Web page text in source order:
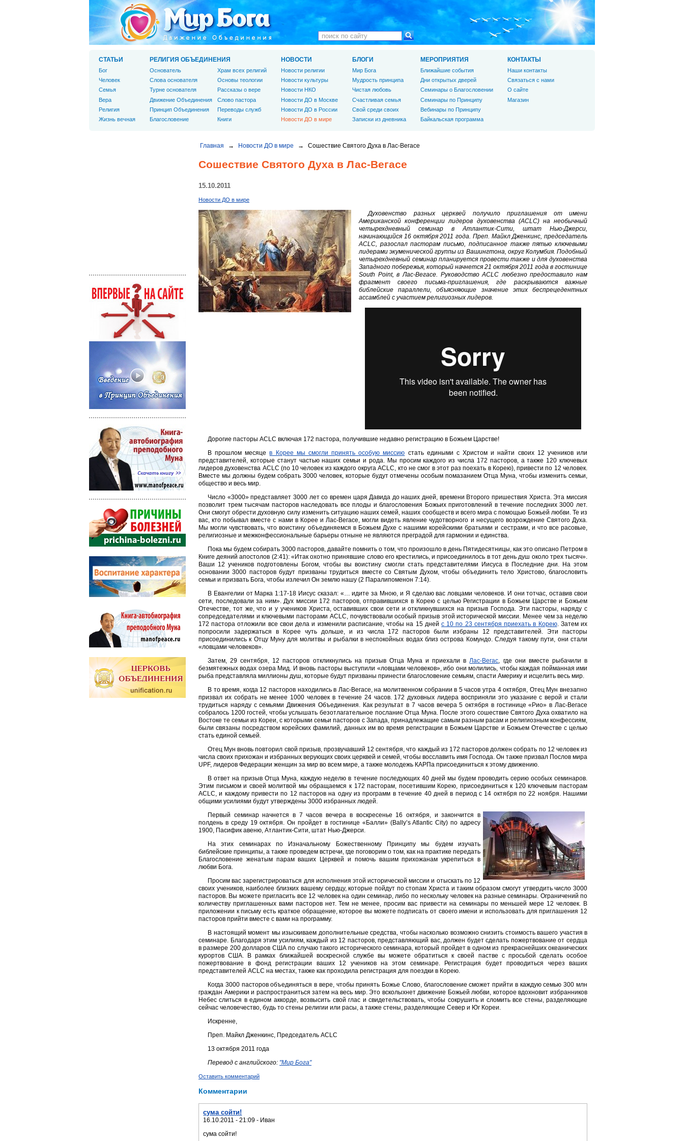
Главная → Новости ДО в мире → Сошествие Святого Духа в Лас-Вегасе
Сошествие Святого Духа в Лас-Вегасе
15.10.2011
Новости ДО в мире
Духовенство разных церквей получило приглашения от имени
Американской конференции лидеров духовенства (ACLC) на необычный
четырехдневный семинар в Атлантик-Сити, штат Нью-Джерси,
начинающийся 16 октября 2011 года. Преп. Майкл Дженкинс, председатель
ACLC, разослал пасторам письмо, подписанное также пятью ключевыми
лидерами экуменической группы из Вашингтона, округ Колумбия. Подобный
четырехдневный семинар планируется провести также и для духовенства
Западного побережья, который начнется 21 октября 2011 года в гостинице
South Point, в Лас-Вегасе. Руководство ACLC любезно предоставило нам
фрагмент своего письма-приглашения, где раскрываются важные
библейские параллели, объясняющие значение этих беспрецедентных
ассамблей с участием религиозных лидеров.
Дорогие пасторы ACLC включая 172 пастора, получившие недавно регистрацию в Божьем Царстве!
В прошлом месяцев Корее мы смогли принять особую миссию стать едиными с Христом и найти своих 12 учеников или
представителей, которые станут частью наших семьи и рода. Мы просим каждого из числа 172 пасторов, а также 120 ключевых
лидеров духовенства ACLC (по 10 человек из каждого округа ACLC, кто не смог в этот раз поехать в Корею), привести по 12 человек.
Вместе мы должны будем собрать 3000 человек, которые будут отмечены особым помазанием Отца Муна, чтобы изменить семьи,
общество и весь мир.
Число «3000» представляет 3000 лет со времен царя Давида до наших дней, времени Второго пришествия Христа. Эта миссия
позволит трем тысячам пасторов наследовать все плоды и благословения Божьих приготовлений в течение последних 3000 лет.
Они смогут обрести духовную силу изменить ситуацию наших семей, наших сообществ и всего мира с помощью Божьей любви. Те из
вас, кто побывал вместе с нами в Корее и Лас-Вегасе, могли видеть явление чудотворного и несущего возрождение Святого Духа.
Мы могли чувствовать, что воистину объединяемся в Божьем Духе с нашими корейскими братьями и сестрами, и что все расовые,
религиозные и межконфессиональные барьеры отныне не являются преградой для гармонии и единства.
Пока мы будем собирать 3000 пасторов, давайте помнить о том, что произошло в день Пятидесятницы, как это описано Петром в
Книге деяний апостолов (2:41): «Итак охотно принявшие слово его крестились, и присоединилось в тот день душ около трех тысяч».
Ваши 12 учеников подготовлены Богом, чтобы вы воистину смогли стать представителями Иисуса в Последние дни. На этом
основании 3000 пасторов будут призваны трудиться вместе со Святым Духом, чтобы объединить тело Христово, благословить
семьи и призвать Бога, чтобы излечил Он землю нашу (2 Паралипоменон 7:14).
В Евангелии от Марка 1:17-18 Иисус сказал: «… идите за Мною, и Я сделаю вас ловцами человеков. И они тотчас, оставив свои
сети, последовали за ним». Дух миссии 172 пасторов, отправившихся в Корею с целью Регистрации в Божьем Царстве и Божьем
Отечестве, тот же, что и у учеников Христа, оставивших свои сети и откликнувшихся на призыв Господа. Эти пасторы, наряду с
сопредседателями и ключевыми пасторами ACLC, почувствовали особый призыв этой исторической миссии. Менее чем за неделю
172 пастора отложили все свои дела и изменили расписание, чтобы на 15 дней с 10 по 23 сентября приехать в Корею. Затем их
попросили задержаться в Корее чуть дольше, и из числа 172 пасторов были избраны 12 представителей. Эти пасторы
присоединились к Отцу Муну для молитвы и рыбалки в неспокойных водах близ острова Комундо. Следуя такому пути, они стали
«ловцами человеков».
Затем, 29 сентября, 12 пасторов откликнулись на призыв Отца Муна и приехали вЛас-Вегас, где они вместе рыбачили в
безмятежных водах озера Мид. И вновь пасторы выступили «ловцами человеков», ибо они молились, чтобы каждая пойманная ими
рыба представляла миллионы душ, которые будут призваны принести благословение семьям, спасти Америку и исцелить весь мир.
В то время, когда 12 пасторов находились в Лас-Вегасе, на молитвенном собрании в 5 часов утра 4 октября, Отец Мун внезапно
призвал их собрать не менее 1000 человек в течение 24 часов. 172 духовных лидера восприняли это указание с верой и стали
трудиться наряду с семьями Движения Объединения. Как результат в 7 часов вечера 5 октября в гостинице «Рио» в Лас-Вегасе
собралось 1200 гостей, чтобы услышать безотлагательное послание Отца Муна. После этого сошествие Святого Духа охватило на
Востоке те семьи из Кореи, с которыми семьи пасторов с Запада, принадлежащие самым разным расам и религиозным конфессиям,
были связаны посредством корейских фамилий, данных им во время регистрации в Божьем Царстве и Божьем Отечестве с целью
стать единой семьей.
Отец Мун вновь повторил свой призыв, прозвучавший 12 сентября, что каждый из 172 пасторов должен собрать по 12 человек из
числа своих прихожан и избранных верующих своих церквей и семей, чтобы восславить имя Господа. Он также призвал Послов мира
UPF, лидеров Федерации женщин за мир во всем мире, а также молодежь КАРПа присоединиться к этому движению.
В ответ на призыв Отца Муна, каждую неделю в течение последующих 40 дней мы будем проводить серию особых семинаров.
Этим письмом и своей молитвой мы обращаемся к 172 пасторам, посетившим Корею, присоединиться к 120 ключевым пасторам
ACLC, и каждому привести по 12 пасторов на одну из программ в течение 40 дней в период с 14 октября по 22 ноября. Нашими
общими усилиями будут утверждены 3000 избранных людей.
Первый семинар начнется в 7 часов вечера в воскресенье 16 октября, и закончится в
полдень в среду 19 октября. Он пройдет в гостинице «Балли» (Bally’s Atlantic City) по адресу
1900, Пасифик авеню, Атлантик-Сити, штат Нью-Джерси.
На этих семинарах по Изначальному Божественному Принципу мы будем изучать
библейские принципы, а также проведем встречи, где поговорим о том, как на практике передать
Благословение женатым парам ваших Церквей и помочь вашим прихожанам укрепиться в
любви Бога.
Просим вас зарегистрироваться для исполнения этой исторической миссии и отыскать по 12
своих учеников, наиболее близких вашему сердцу, которые пойдут по стопам Христа и таким образом смогут утвердить число 3000
пасторов. Вы можете пригласить все 12 человек на один семинар, либо по нескольку человек на разные семинары. Ограничений по
количеству приглашенных вами пасторов нет. Тем не менее, просим вас привести на семинары по меньшей мере 12 человек. В
приложении к письму есть краткое обращение, которое вы можете подписать от своего имени и использовать для приглашения 12
пасторов прийти вместе с вами на программу.
В настоящий момент мы изыскиваем дополнительные средства, чтобы насколько возможно снизить стоимость вашего участия в
семинаре. Благодаря этим усилиям, каждый из 12 пасторов, представляющий вас, должен будет сделать пожертвование от сердца
в размере 200 долларов США по случаю такого исторического семинара, который пройдет в одном из прекраснейших океанических
курортов США. В рамках ближайшей воскресной службе вы можете обратиться к своей пастве с просьбой сделать особое
пожертвование в фонд регистрации ваших 12 учеников на этом семинаре. Регистрация будет проводиться через ваших
представителей ACLC на местах, также как проходила регистрация для поездки в Корею.
Когда 3000 пасторов объединяться в вере, чтобы принять Божье Слово, благословение сможет прийти в каждую семью 300 млн
граждан Америки и распространиться затем на весь мир. Это всколыхнет движение Божьей любви, которое вдохновит избранников
Небес слиться в едином аккорде, возвысить свой глас и свидетельствовать, чтобы сокрушить и сломить все стены, разделяющие
сейчас человечество, будь то стены религии или расы, а также стены, разделяющие Север и Юг Кореи.
Искренне,
Преп. Майкл Дженкинс, Председатель ACLC
13 октября 2011 года
Перевод с английского: "Мир Бога"
Оставить комментарий
Комментарии
сума сойти!
16.10.2011 - 21:09 - Иван
сума сойти!
СТАТЬИ
Бог
Человек
Cемья
Вера
Религия
Жизнь вечная
РЕЛИГИЯ ОБЪЕДИНЕНИЯ
Основатель
Слова основателя
Турне основателя
Движение Объединения
Принцип Объединения
Благословение
Храм всех религий
Основы теологии
Рассказы о вере
Слово пастора
Переводы служб
Книги
НОВОСТИ
Новости религии
Новости культуры
Новости НКО
Новости ДО в Москве
Новости ДО в России
Новости ДО в мире
БЛОГИ
Мир Бога
Мудрость принципа
Чистая любовь
Счастливая семья
Свой среди своих
Записки из дневника
МЕРОПРИЯТИЯ
Ближайшие события
Дни открытых дверей
Семинары о Благословении
Семинары по Принципу
Вебинары по Принципу
Байкальская программа
КОНТАКТЫ
Наши контакты
Связаться с нами
О сайте
Магазин